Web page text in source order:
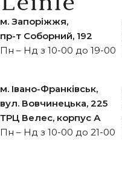
м. Запоріжжя,
пр-т Cоборний, 192
Пн – Нд з 10-00 до 19-00
м. Івано-Франківськ,
вул. Вовчинецька, 225
ТРЦ Велес, корпус А
Пн – Нд з 10-00 до 21-00